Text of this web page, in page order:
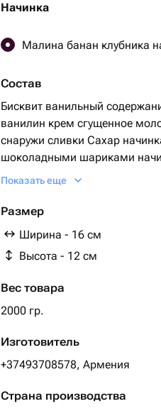
Начинка
Малина банан клубника
Состав
Бисквит ванильный
ванилин крем сгущенное
снаружи сливки Сахар
шоколадными шариками
изменить
Показать еще
Размер
Ширина - 16 см
Высота - 12 см
Вес товара
2000 гр.
Изготовитель
+37493708578, Армения
Страна производства